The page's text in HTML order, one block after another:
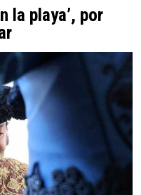
la playa’, por